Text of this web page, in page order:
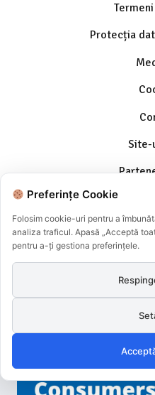
Protecția
Site-
Parteneri
InfoCons este singura voce la nivel
drepturi depline a Organizației
de consumatori este necesară
consumatorului este misiunea pe
Puterea noastră colectivă este
InfoCons este operator de date
Preferințe Cookie
Folosim cookie-uri pentru a
analiza traficul. Apasă „Acceptă
pentru a-ți gestiona preferințele.